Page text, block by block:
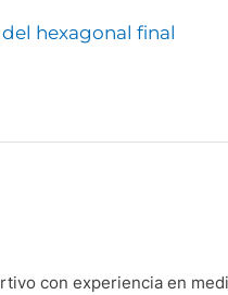
hexagonal final
con experiencia en